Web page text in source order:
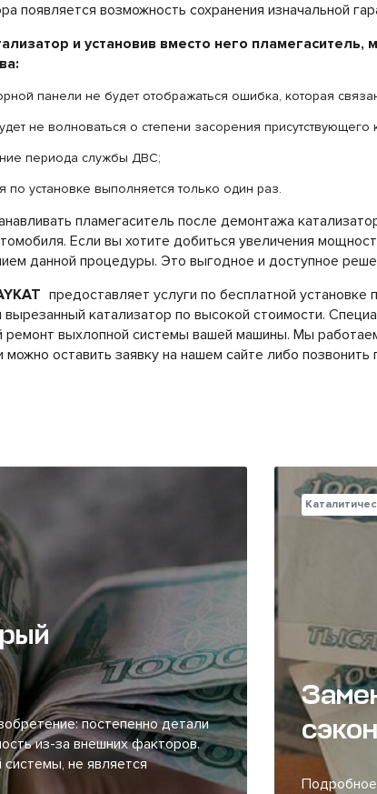
появляется возможность сохранения изначальной
и установив вместо него
панели не будет отображаться ошибка, которая
не волноваться о степени засорения присутствующего
периода службы ДВС;
по установке выполняется только один раз.
пламегаситель после демонтажа
Если вы хотите добиться увеличения
данной процедуры. Это выгодное и доступное
предоставляет услуги по бесплатной установке
катализатор по высокой стоимости.
ремонт выхлопной системы вашей машины. Мы
можно оставить заявку на нашем сайте либо
постепенно детали
из-за внешних факторов.
не является
Подробное